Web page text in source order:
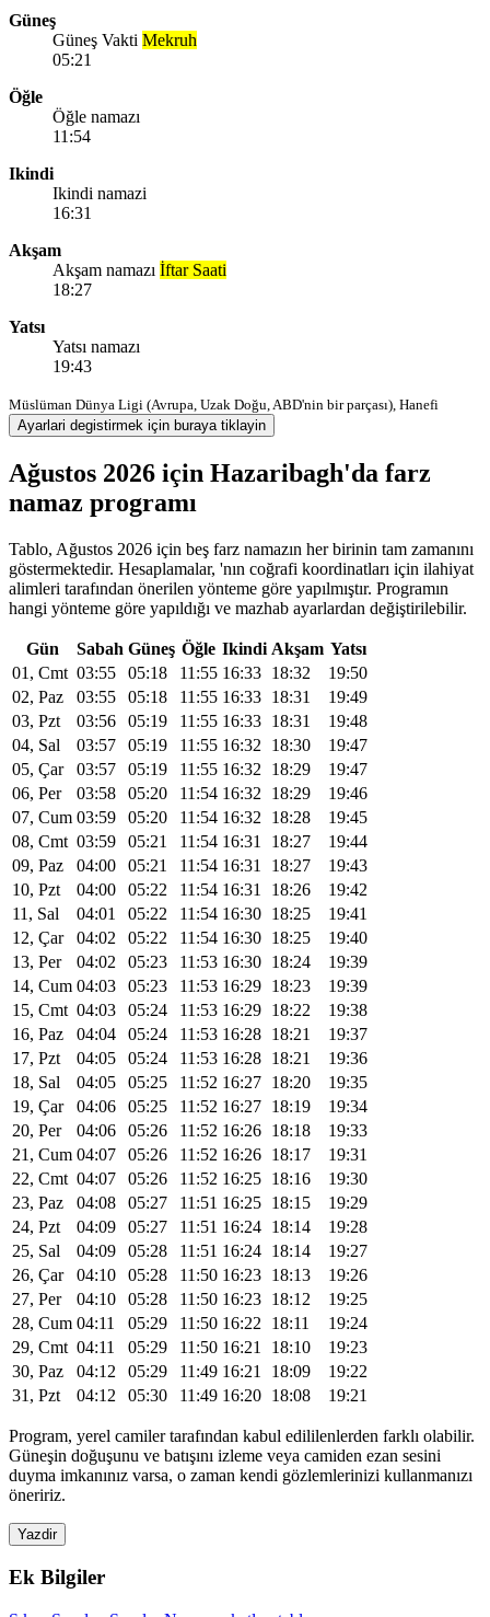
Güneş
Güneş Vakti Mekruh
05:21
Öğle
Öğle namazı
11:54
Ikindi
Ikindi namazi
16:31
Akşam
Akşam namazı İftar Saati
18:27
Yatsı
Yatsı namazı
19:43
Müslüman Dünya Ligi (Avrupa, Uzak Doğu, ABD'nin bir parçası), Hanefi
Ayarlari degistirmek için buraya tiklayin
Ağustos 2026 için Hazaribagh'da farz
namaz programı
Tablo, Ağustos 2026 için beş farz namazın her birinin tam zamanını
göstermektedir. Hesaplamalar, 'nın coğrafi koordinatları için ilahiyat
alimleri tarafından önerilen yönteme göre yapılmıştır. Programın
hangi yönteme göre yapıldığı ve mazhab ayarlardan değiştirilebilir.
Gün Sabah Güneş Öğle Ikindi Akşam Yatsı
01, Cmt 03:55 05:18 11:55 16:33 18:32
19:50
02, Paz
03:55 05:18 11:55 16:33 18:31
19:49
03, Pzt
03:56 05:19 11:55 16:33 18:31
19:48
04, Sal
03:57 05:19 11:55 16:32 18:30
19:47
05, Çar
03:57 05:19 11:55 16:32 18:29
19:47
06, Per
03:58 05:20 11:54 16:32 18:29
19:46
07, Cum 03:59 05:20 11:54 16:32 18:28
19:45
08, Cmt 03:59 05:21 11:54 16:31 18:27
19:44
09, Paz
04:00 05:21 11:54 16:31 18:27
19:43
10, Pzt
04:00 05:22 11:54 16:31 18:26
19:42
11, Sal
04:01 05:22 11:54 16:30 18:25
19:41
12, Çar
04:02 05:22 11:54 16:30 18:25
19:40
13, Per
04:02 05:23 11:53 16:30 18:24
19:39
14, Cum 04:03 05:23 11:53 16:29 18:23
19:39
15, Cmt 04:03 05:24 11:53 16:29 18:22
19:38
16, Paz
04:04 05:24 11:53 16:28 18:21
19:37
17, Pzt
04:05 05:24 11:53 16:28 18:21
19:36
18, Sal
04:05 05:25 11:52 16:27 18:20
19:35
19, Çar
04:06 05:25 11:52 16:27 18:19
19:34
20, Per
04:06 05:26 11:52 16:26 18:18
19:33
21, Cum 04:07 05:26 11:52 16:26 18:17
19:31
22, Cmt 04:07 05:26 11:52 16:25 18:16
19:30
23, Paz
04:08 05:27 11:51 16:25 18:15
19:29
24, Pzt
04:09 05:27 11:51 16:24 18:14
19:28
25, Sal
04:09 05:28 11:51 16:24 18:14
19:27
26, Çar
04:10 05:28 11:50 16:23 18:13
19:26
27, Per
04:10 05:28 11:50 16:23 18:12
19:25
28, Cum 04:11 05:29 11:50 16:22 18:11
19:24
29, Cmt 04:11 05:29 11:50 16:21 18:10
19:23
30, Paz
04:12 05:29 11:49 16:21 18:09
19:22
31, Pzt
04:12 05:30 11:49 16:20 18:08 19:21
Program, yerel camiler tarafından kabul edililenlerden farklı olabilir.
Güneşin doğuşunu ve batışını izleme veya camiden ezan sesini
duyma imkanınız varsa, o zaman kendi gözlemlerinizi kullanmanızı
öneririz.
Yazdir
Ek Bilgiler